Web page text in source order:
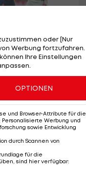
vor
Arsenal
oder [Nur
Werbung fortzufahren.
Ihre Einstellungen
OPTIONEN
und Browser-Attribute für die
Werbung und
sowie Entwicklung
durch Scannen von
für die
sind hier verfügbar: